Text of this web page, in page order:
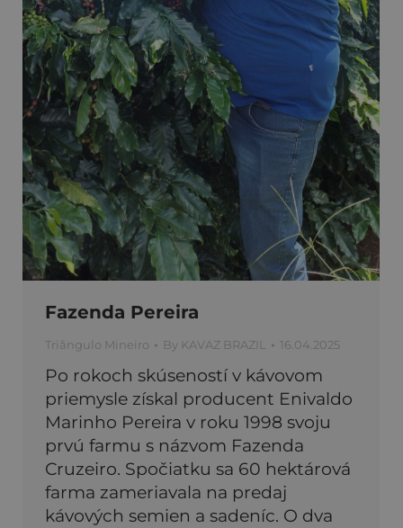
Fazenda Pereira
Triângulo Mineiro By KAVAZ BRAZIL 16.04.2025
Po rokoch skúseností v kávovom
priemysle získal producent Enivaldo
Marinho Pereira v roku 1998 svoju
prvú farmu s názvom Fazenda
Cruzeiro. Spočiatku sa 60 hektárová
farma zameriavala na predaj
kávových semien a sadeníc. O dva